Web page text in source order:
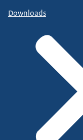
Downloads